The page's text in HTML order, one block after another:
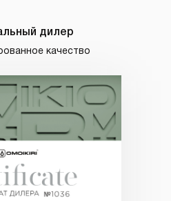
дилер
качество